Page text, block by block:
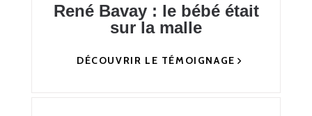
René Bavay : le bébé était
sur la malle
DÉCOUVRIR LE TÉMOIGNAGE